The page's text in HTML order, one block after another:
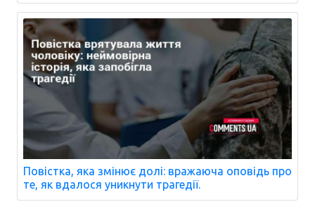
Повістка, яка змінює долі: вражаюча оповідь про
те, як вдалося уникнути трагедії.